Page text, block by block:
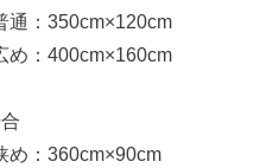
通：350cm×120cm
め：400cm×160cm
め：360cm×90cm